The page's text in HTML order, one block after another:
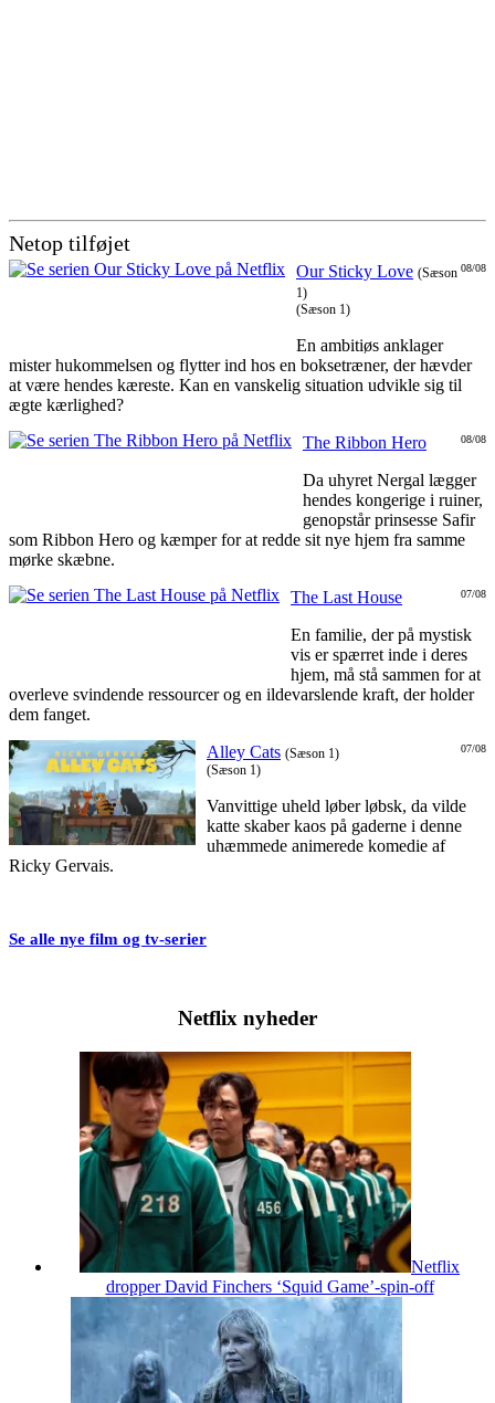
Netop tilføjet
08/08
Our Sticky Love (Sæson
1)
(Sæson 1)
En ambitiøs anklager
mister hukommelsen og flytter ind hos en boksetræner, der hævder
at være hendes kæreste. Kan en vanskelig situation udvikle sig til
ægte kærlighed?
08/08
The Ribbon Hero
Da uhyret Nergal lægger
hendes kongerige i ruiner,
genopstår prinsesse Safir
som Ribbon Hero og kæmper for at redde sit nye hjem fra samme
mørke skæbne.
07/08
The Last House
En familie, der på mystisk
vis er spærret inde i deres
hjem, må stå sammen for at
overleve svindende ressourcer og en ildevarslende kraft, der holder
dem fanget.
07/08
Alley Cats (Sæson 1)
(Sæson 1)
Vanvittige uheld løber løbsk, da vilde
katte skaber kaos på gaderne i denne
uhæmmede animerede komedie af
Ricky Gervais.
Se alle nye film og tv-serier
Netflix nyheder
Netflix
dropper David Finchers ‘Squid Game’-spin-off